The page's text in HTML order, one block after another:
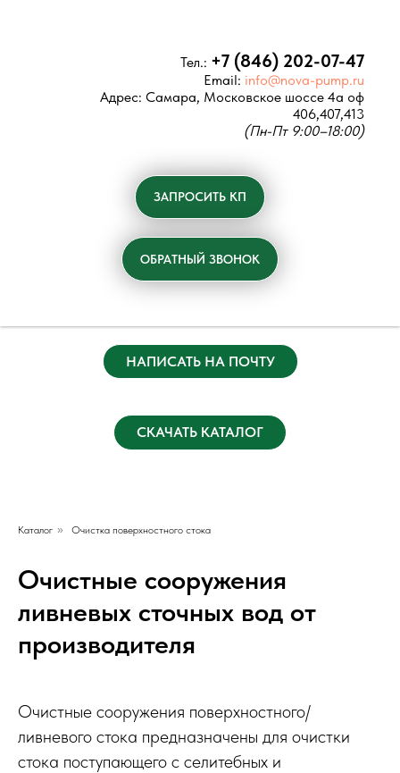
Тел.: +7 (846) 202-07-47
Email: info@nova-pump.ru
Адрес: Самара, Московское шоссе 4а оф
406,407,413
(Пн-Пт 9:00–18:00)
ЗАПРОСИТЬ КП
ОБРАТНЫЙ ЗВОНОК
НАПИСАТЬ НА ПОЧТУ
СКАЧАТЬ КАТАЛОГ
Каталог » Очистка поверхностного стока
Очистные сооружения
ливневых сточных вод от
производителя
Очистные сооружения поверхностного/
ливневого стока предназначены для очистки
стока поступающего с селитебных и